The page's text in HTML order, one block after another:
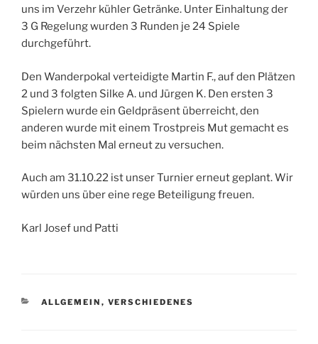
uns im Verzehr kühler Getränke. Unter Einhaltung der
3 G Regelung wurden 3 Runden je 24 Spiele
durchgeführt.
Den Wanderpokal verteidigte Martin F., auf den Plätzen
2 und 3 folgten Silke A. und Jürgen K. Den ersten 3
Spielern wurde ein Geldpräsent überreicht, den
anderen wurde mit einem Trostpreis Mut gemacht es
beim nächsten Mal erneut zu versuchen.
Auch am 31.10.22 ist unser Turnier erneut geplant. Wir
würden uns über eine rege Beteiligung freuen.
Karl Josef und Patti
KATEGORIEN
ALLGEMEIN , VERSCHIEDENES